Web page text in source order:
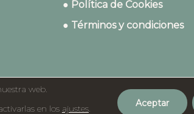
● Política de Cookies
● Términos y condiciones
©2023 Dydados
web.
en los ajustes. Aceptar